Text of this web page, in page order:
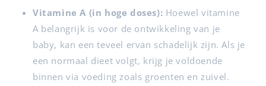
Vitamine A (in hoge doses): Hoewel vitamine
A belangrijk is voor de ontwikkeling van je
baby, kan een teveel ervan schadelijk zijn. Als je
een normaal dieet volgt, krijg je voldoende
binnen via voeding zoals groenten en zuivel.